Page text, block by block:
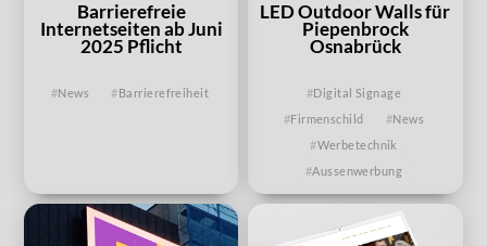
Barrierefreie
Internetseiten ab Juni
2025 Pflicht
News Barrierefreiheit
LED Outdoor Walls für
Piepenbrock
Osnabrück
Digital Signage
Firmenschild
News
Werbetechnik
Aussenwerbung